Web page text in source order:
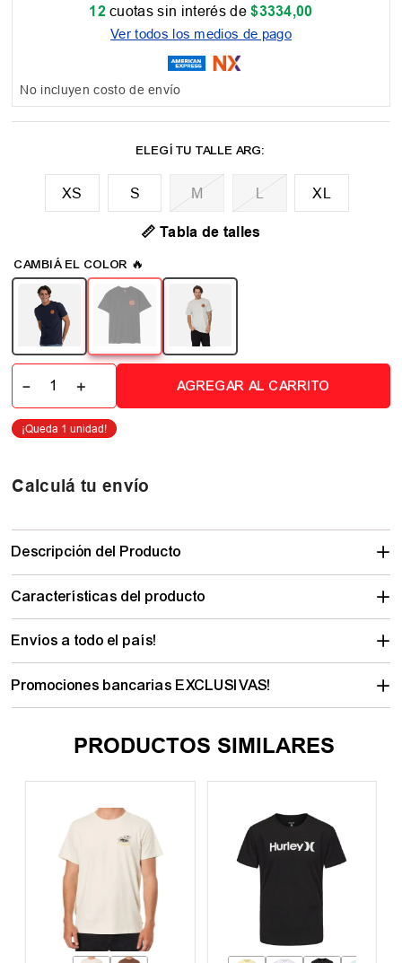
12 cuotas sin interés de$3334,00
Ver todos los medios de pago
No incluyen costo de envío
XS M L XL
📏 Tabla de talles
＋
－ AGREGAR AL CARRITO
Calculá tu envío
Descripción del Producto
Características del producto
Envíos a todo el país!
Promociones bancarias EXCLUSIVAS!
PRODUCTOS SIMILARES